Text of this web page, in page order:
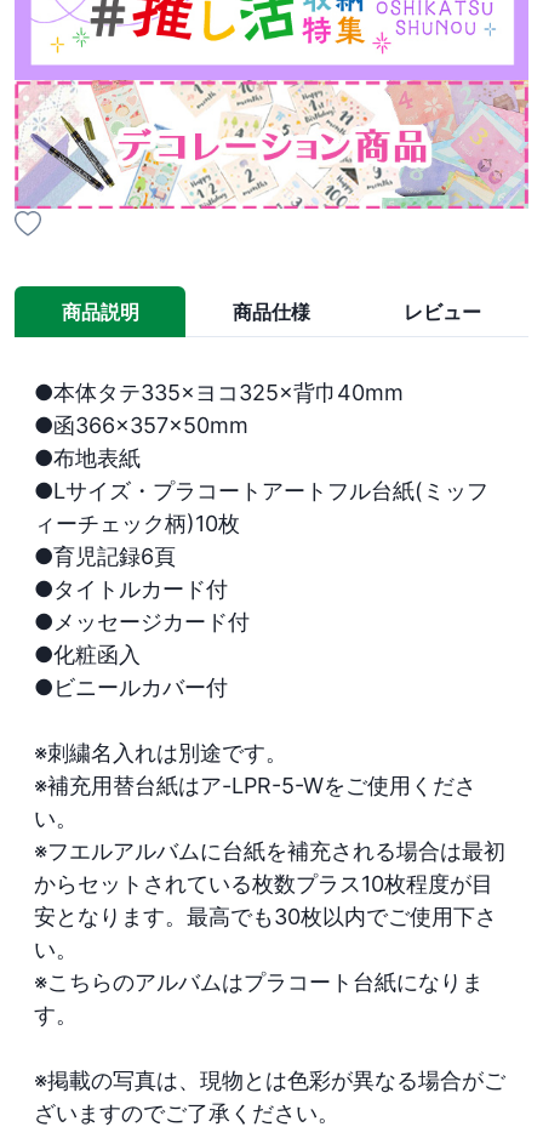
商品説明 商品仕様 レビュー
●本体タテ335×ヨコ325×背巾40mm
●函366×357×50mm
●布地表紙
●Lサイズ・プラコートアートフル台紙(ミッフ
ィーチェック柄)10枚
●育児記録6頁
●タイトルカード付
●メッセージカード付
●化粧函入
●ビニールカバー付
※刺繍名入れは別途です。
※補充用替台紙はア-LPR-5-Wをご使用くださ
い。
※フエルアルバムに台紙を補充される場合は最初
からセットされている枚数プラス10枚程度が目
安となります。最高でも30枚以内でご使用下さ
い。
※こちらのアルバムはプラコート台紙になりま
す。
※掲載の写真は、現物とは色彩が異なる場合がご
ざいますのでご了承ください。